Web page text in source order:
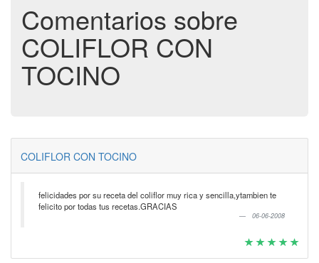
Comentarios sobre
COLIFLOR CON
TOCINO
COLIFLOR CON TOCINO
felicidades por su receta del coliflor muy rica y sencilla,ytambien te
felicito por todas tus recetas.GRACIAS
06-06-2008